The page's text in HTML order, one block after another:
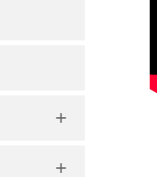
+
+